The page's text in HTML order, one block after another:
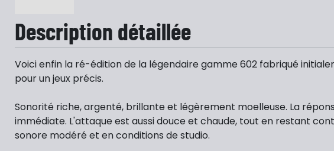
Description détaillée
Voici enfin la ré-édition de la légendaire gamme 602 fabriqué
pour un jeux précis.
Sonorité riche, argenté, brillante et légèrement moelleuse. La
immédiate. L'attaque est aussi douce et chaude, tout en restant
sonore modéré et en conditions de studio.